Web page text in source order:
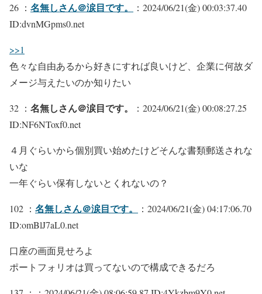
26 ： 名無しさん＠涙目です。
：2024/06/21(金) 00:03:37.40
ID:dvnMGpms0.net
>>1
色々な自由あるから好きにすれば良いけど、企業に何故ダ
メージ与えたいのか知りたい
32 ： 名無しさん＠涙目です。
：2024/06/21(金) 00:08:27.25
ID:NF6NToxf0.net
４月ぐらいから個別買い始めたけどそんな書類郵送されな
いな
一年ぐらい保有しないとくれないの？
102 ： 名無しさん＠涙目です。
：2024/06/21(金) 04:17:06.70
ID:omBlJ7aL0.net
口座の画面見せろよ
ポートフォリオは買ってないので構成できるだろ